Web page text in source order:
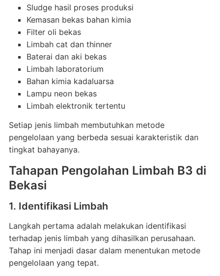
Sludge hasil proses produksi
Kemasan bekas bahan kimia
Filter oli bekas
Limbah cat dan thinner
Baterai dan aki bekas
Limbah laboratorium
Bahan kimia kadaluarsa
Lampu neon bekas
Limbah elektronik tertentu
Setiap jenis limbah membutuhkan metode
pengelolaan yang berbeda sesuai karakteristik dan
tingkat bahayanya.
Tahapan Pengolahan Limbah B3 di
Bekasi
1. Identifikasi Limbah
Langkah pertama adalah melakukan identifikasi
terhadap jenis limbah yang dihasilkan perusahaan.
Tahap ini menjadi dasar dalam menentukan metode
pengelolaan yang tepat.